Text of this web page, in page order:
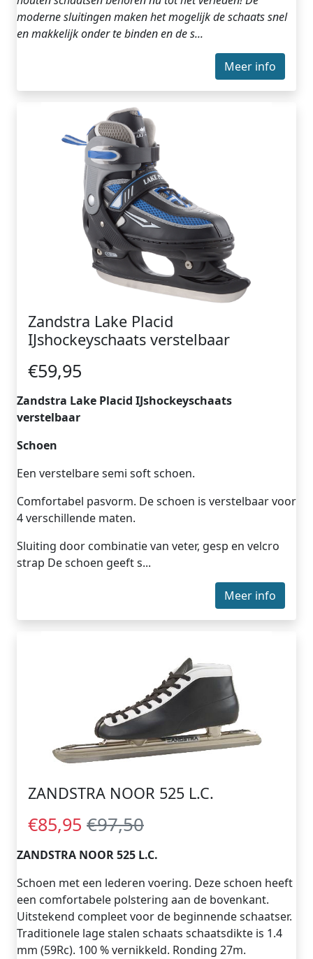
moderne sluitingen maken het mogelijk de schaats snel
en makkelijk onder te binden en de s...
Meer info
Zandstra Lake Placid
IJshockeyschaats verstelbaar
€59,95
Zandstra Lake Placid IJshockeyschaats
verstelbaar
Schoen
Een verstelbare semi soft schoen.
Comfortabel pasvorm. De schoen is verstelbaar voor
4 verschillende maten.
Sluiting door combinatie van veter, gesp en velcro
strap De schoen geeft s...
Meer info
ZANDSTRA NOOR 525 L.C.
€85,95 €97,50
ZANDSTRA NOOR 525 L.C.
Schoen met een lederen voering. Deze schoen heeft
een comfortabele polstering aan de bovenkant.
Uitstekend compleet voor de beginnende schaatser.
Traditionele lage stalen schaats schaatsdikte is 1.4
mm (59Rc). 100 % vernikkeld. Ronding 27m.